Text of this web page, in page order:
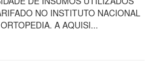
NO INSTITUTO NACIONAL
A AQUISI...